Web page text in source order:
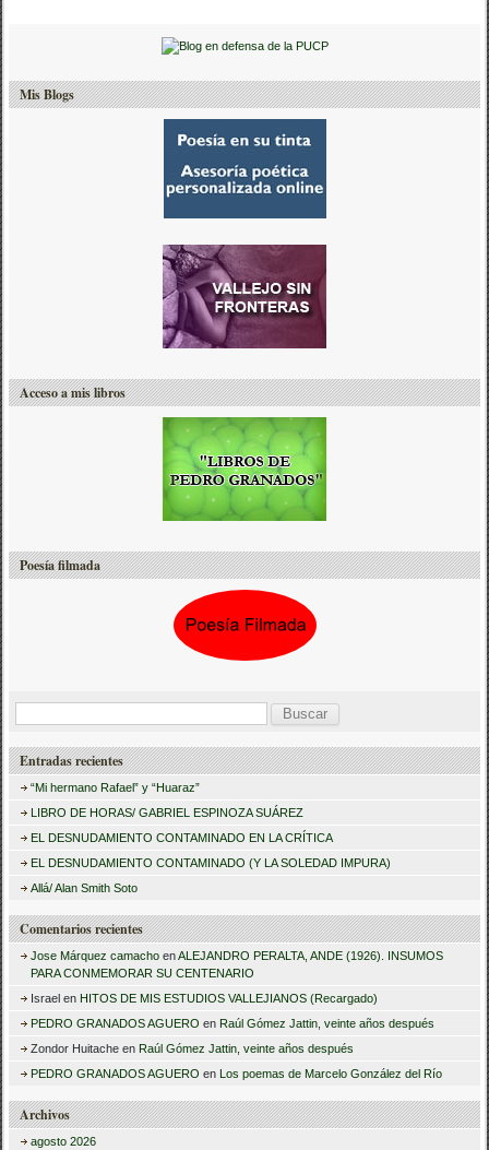
Mis Blogs
Acceso a mis libros
Poesía filmada
s
r
Entradas recientes
“Mi hermano Rafael” y “Huaraz”
LIBRO DE HORAS/ GABRIEL ESPINOZA SUÁREZ
EL DESNUDAMIENTO CONTAMINADO EN LA CRÍTICA
EL DESNUDAMIENTO CONTAMINADO (Y LA SOLEDAD IMPURA)
Allá/ Alan Smith Soto
Comentarios recientes
Jose Márquez camacho enALEJANDRO PERALTA, ANDE (1926). INSUMOS
PARA CONMEMORAR SU CENTENARIO
Israel en HITOS DE MIS ESTUDIOS VALLEJIANOS (Recargado)
PEDRO GRANADOS AGUERO en Raúl Gómez Jattin, veinte años después
Zondor Huitache en Raúl Gómez Jattin, veinte años después
PEDRO GRANADOS AGUERO en Los poemas de Marcelo González del Río
Archivos
agosto 2026